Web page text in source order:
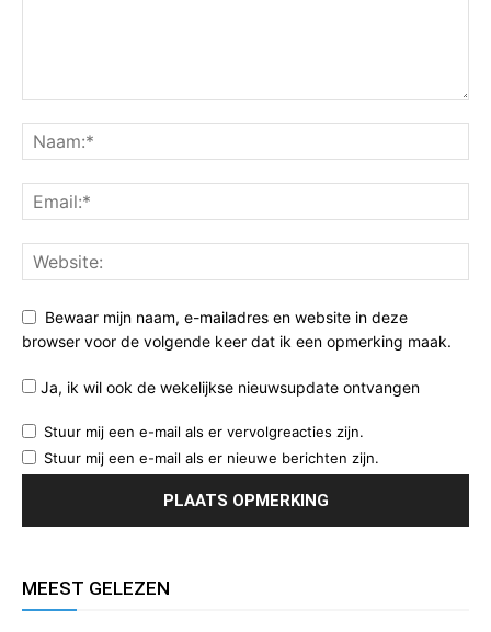
Bewaar mijn naam, e-mailadres en website in deze
browser voor de volgende keer dat ik een opmerking maak.
Ja, ik wil ook de wekelijkse nieuwsupdate ontvangen
Stuur mij een e-mail als er vervolgreacties zijn.
Stuur mij een e-mail als er nieuwe berichten zijn.
MEEST GELEZEN